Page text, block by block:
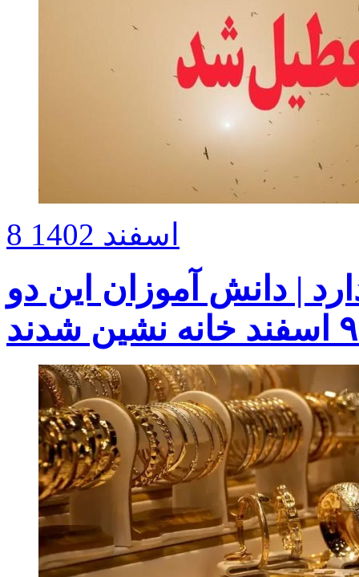
8 اسفند 1402
| دانش آموزان این دو